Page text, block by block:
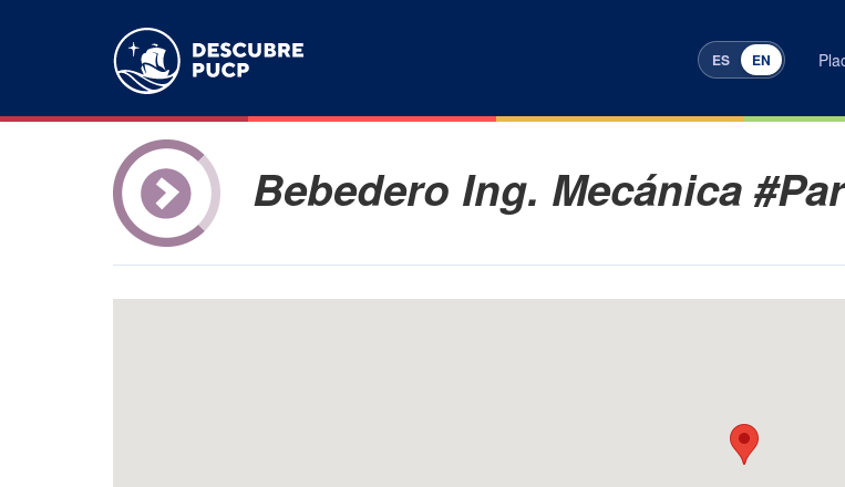
ES EN
Bebedero Ing. Mecánica